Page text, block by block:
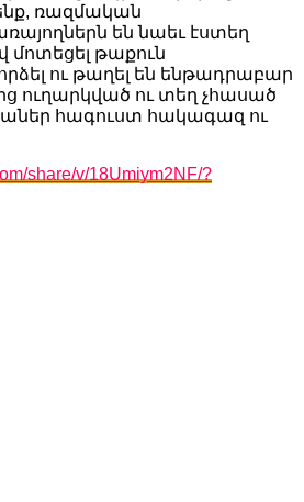
ռազմական
են նաեւ էստեղ
մոտեցել թաքուն
ու թաղել են ենթադրաբար
ուղարկված ու տեղ չհասած
հագուստ հակագազ ու
share/v/18Umiym2NF/?